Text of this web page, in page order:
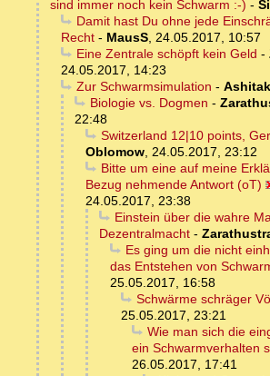
sind immer noch kein Schwarm :-) -
Damit hast Du ohne jede
Recht - MausS, 24.05.2017, 10:57
Eine Zentrale schöpft kein Geld -
24.05.2017, 14:23
Zur Schwarmsimulation -
Biologie vs. Dogmen -
22:48
Switzerland 12|10 points,
Oblomow, 24.05.2017, 23:12
Bitte um eine auf meine
Bezug nehmende Antwort (oT)
24.05.2017, 23:38
Einstein über die wahre
Dezentralmacht -
Es ging um die nicht
das Entstehen von
25.05.2017, 16:58
Schwärme schräger
25.05.2017, 23:21
Wie man sich die
ein Schwarmverhalten
26.05.2017, 17:41